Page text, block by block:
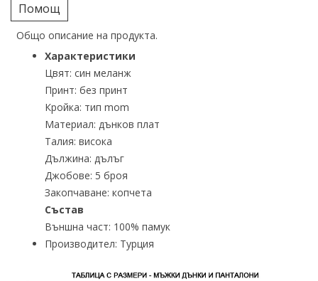
Помощ
Общо описание на продукта.
Характеристики
Цвят: син меланж
Принт: без принт
Кройка: тип mom
Материал: дънков плат
Талия: висока
Дължина: дълъг
Джобове: 5 броя
Закопчаване: копчета
Състав
Външна част: 100% памук
Производител: Турция